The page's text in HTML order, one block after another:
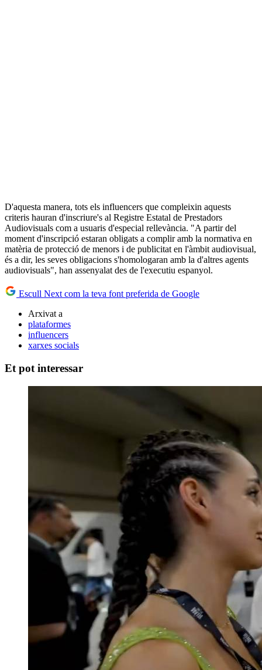
D'aquesta manera, tots els influencers que compleixin aquests
criteris hauran d'inscriure's al Registre Estatal de Prestadors
Audiovisuals com a usuaris d'especial rellevància. "A partir del
moment d'inscripció estaran obligats a complir amb la normativa en
matèria de protecció de menors i de publicitat en l'àmbit audiovisual,
és a dir, les seves obligacions s'homologaran amb la d'altres agents
audiovisuals", han assenyalat des de l'executiu espanyol.
Escull Next com la teva font preferida de Google
Arxivat a
plataformes
influencers
xarxes socials
Et pot interessar